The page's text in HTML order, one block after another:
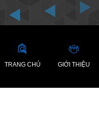
TRANG CHỦ GIỚI THIỆU